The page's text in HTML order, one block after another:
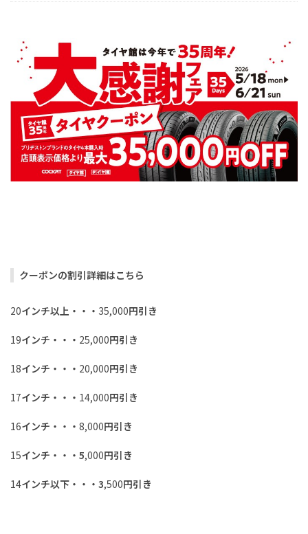
クーポンの割引詳細はこちら
20インチ以上・・・ 35,000円引き
19インチ・・・ 25,000円引き
18インチ・・・ 20,000円引き
17インチ・・・ 14,000円引き
16インチ・・・ 8,000円引き
15インチ・・・5,000円引き
14インチ以下・・・3,500円引き